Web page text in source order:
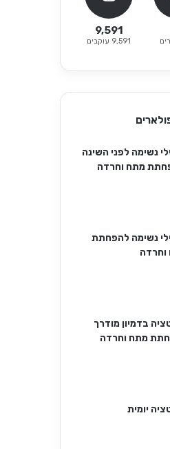
9,591
9,591 עוקבים
נשימה לפני השינה
מתח וחרדה
נשימה להפחתת
בדמיון מודרך
מתח וחרדה
יומית